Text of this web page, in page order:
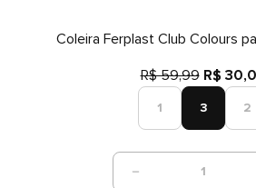
Coleira Ferplast Club Colours
R$ 59,99 R$
1 3 2
1